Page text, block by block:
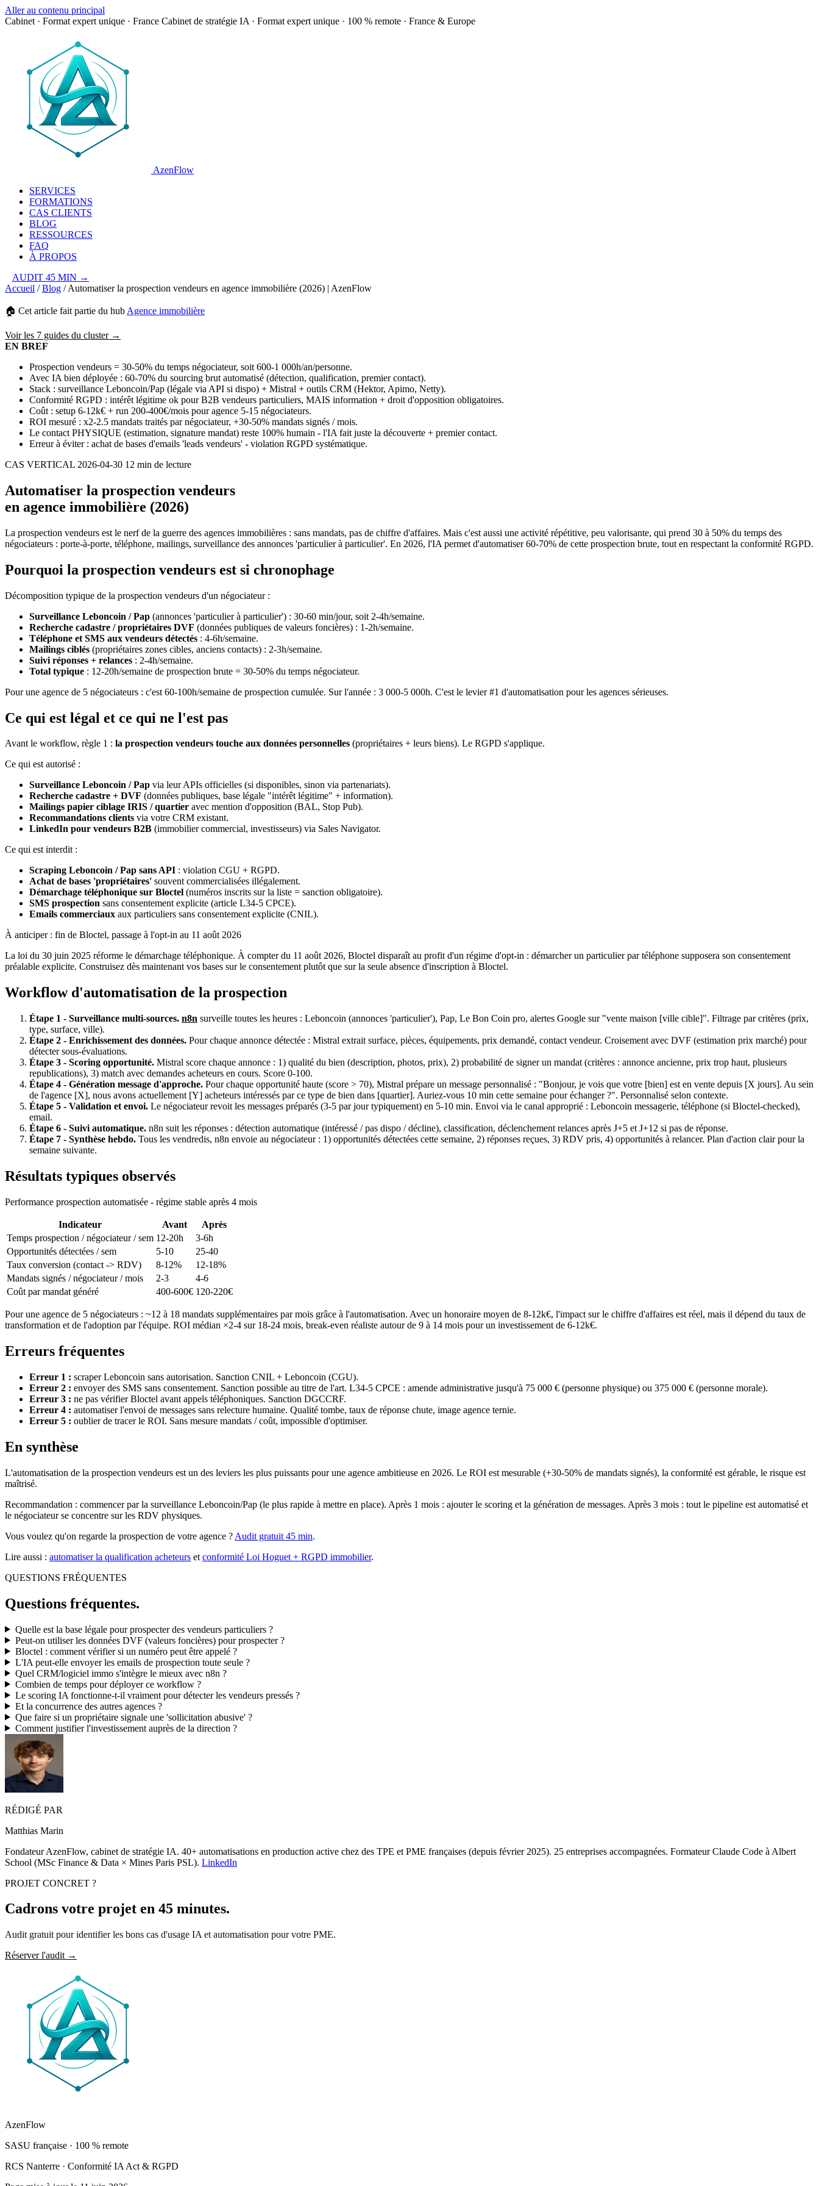
Aller au contenu principal
Cabinet · Format expert unique · France Cabinet de stratégie IA · Format expert unique · 100 % remote · France & Europe
AzenFlow
SERVICES
FORMATIONS
CAS CLIENTS
BLOG
RESSOURCES
FAQ
À PROPOS
AUDIT 45 MIN →
Accueil / Blog / Automatiser la prospection vendeurs en agence immobilière (2026) | AzenFlow
🏠 Cet article fait partie du hub Agence immobilière
Voir les 7 guides du cluster →
EN BREF
Prospection vendeurs = 30-50% du temps négociateur, soit 600-1 000h/an/personne.
Avec IA bien déployée : 60-70% du sourcing brut automatisé (détection, qualification, premier contact).
Stack : surveillance Leboncoin/Pap (légale via API si dispo) + Mistral + outils CRM (Hektor, Apimo, Netty).
Conformité RGPD : intérêt légitime ok pour B2B vendeurs particuliers, MAIS information + droit d'opposition obligatoires.
Coût : setup 6-12k€ + run 200-400€/mois pour agence 5-15 négociateurs.
ROI mesuré : x2-2.5 mandats traités par négociateur, +30-50% mandats signés / mois.
Le contact PHYSIQUE (estimation, signature mandat) reste 100% humain - l'IA fait juste la découverte + premier contact.
Erreur à éviter : achat de bases d'emails 'leads vendeurs' - violation RGPD systématique.
CAS VERTICAL 2026-04-30 12 min de lecture
Automatiser la prospection vendeurs
en agence immobilière (2026)
La prospection vendeurs est le nerf de la guerre des agences immobilières : sans mandats, pas de chiffre d'affaires. Mais c'est aussi une activité répétitive, peu valorisante, qui prend 30 à 50% du temps des
négociateurs : porte-à-porte, téléphone, mailings, surveillance des annonces 'particulier à particulier'. En 2026, l'IA permet d'automatiser 60-70% de cette prospection brute, tout en respectant la conformité RGPD.
Pourquoi la prospection vendeurs est si chronophage
Décomposition typique de la prospection vendeurs d'un négociateur :
Surveillance Leboncoin / Pap (annonces 'particulier à particulier') : 30-60 min/jour, soit 2-4h/semaine.
Recherche cadastre / propriétaires DVF (données publiques de valeurs foncières) : 1-2h/semaine.
Téléphone et SMS aux vendeurs détectés : 4-6h/semaine.
Mailings ciblés (propriétaires zones cibles, anciens contacts) : 2-3h/semaine.
Suivi réponses + relances : 2-4h/semaine.
Total typique : 12-20h/semaine de prospection brute = 30-50% du temps négociateur.
Pour une agence de 5 négociateurs : c'est 60-100h/semaine de prospection cumulée. Sur l'année : 3 000-5 000h. C'est le levier #1 d'automatisation pour les agences sérieuses.
Ce qui est légal et ce qui ne l'est pas
Avant le workflow, règle 1 : la prospection vendeurs touche aux données personnelles (propriétaires + leurs biens). Le RGPD s'applique.
Ce qui est autorisé :
Surveillance Leboncoin / Pap via leur APIs officielles (si disponibles, sinon via partenariats).
Recherche cadastre + DVF (données publiques, base légale "intérêt légitime" + information).
Mailings papier ciblage IRIS / quartier avec mention d'opposition (BAL, Stop Pub).
Recommandations clients via votre CRM existant.
LinkedIn pour vendeurs B2B (immobilier commercial, investisseurs) via Sales Navigator.
Ce qui est interdit :
Scraping Leboncoin / Pap sans API : violation CGU + RGPD.
Achat de bases 'propriétaires' souvent commercialisées illégalement.
Démarchage téléphonique sur Bloctel (numéros inscrits sur la liste = sanction obligatoire).
SMS prospection sans consentement explicite (article L34-5 CPCE).
Emails commerciaux aux particuliers sans consentement explicite (CNIL).
À anticiper : fin de Bloctel, passage à l'opt-in au 11 août 2026
La loi du 30 juin 2025 réforme le démarchage téléphonique. À compter du 11 août 2026, Bloctel disparaît au profit d'un régime d'opt-in : démarcher un particulier par téléphone supposera son consentement
préalable explicite. Construisez dès maintenant vos bases sur le consentement plutôt que sur la seule absence d'inscription à Bloctel.
Workflow d'automatisation de la prospection
Étape 1 - Surveillance multi-sources. n8n surveille toutes les heures : Leboncoin (annonces 'particulier'), Pap, Le Bon Coin pro, alertes Google sur "vente maison [ville cible]". Filtrage par critères (prix,
type, surface, ville).
Étape 2 - Enrichissement des données. Pour chaque annonce détectée : Mistral extrait surface, pièces, équipements, prix demandé, contact vendeur. Croisement avec DVF (estimation prix marché) pour
détecter sous-évaluations.
Étape 3 - Scoring opportunité. Mistral score chaque annonce : 1) qualité du bien (description, photos, prix), 2) probabilité de signer un mandat (critères : annonce ancienne, prix trop haut, plusieurs
republications), 3) match avec demandes acheteurs en cours. Score 0-100.
Étape 4 - Génération message d'approche. Pour chaque opportunité haute (score > 70), Mistral prépare un message personnalisé : "Bonjour, je vois que votre [bien] est en vente depuis [X jours]. Au sein
de l'agence [X], nous avons actuellement [Y] acheteurs intéressés par ce type de bien dans [quartier]. Auriez-vous 10 min cette semaine pour échanger ?". Personnalisé selon contexte.
Étape 5 - Validation et envoi. Le négociateur revoit les messages préparés (3-5 par jour typiquement) en 5-10 min. Envoi via le canal approprié : Leboncoin messagerie, téléphone (si Bloctel-checked),
email.
Étape 6 - Suivi automatique. n8n suit les réponses : détection automatique (intéressé / pas dispo / décline), classification, déclenchement relances après J+5 et J+12 si pas de réponse.
Étape 7 - Synthèse hebdo. Tous les vendredis, n8n envoie au négociateur : 1) opportunités détectées cette semaine, 2) réponses reçues, 3) RDV pris, 4) opportunités à relancer. Plan d'action clair pour la
semaine suivante.
Résultats typiques observés
Performance prospection automatisée - régime stable après 4 mois
Indicateur Avant
Après
Temps prospection / négociateur / sem 12-20h
3-6h
Opportunités détectées / sem
5-10
25-40
Taux conversion (contact -> RDV)
8-12%
12-18%
Mandats signés / négociateur / mois
2-3
4-6
Coût par mandat généré
400-600€ 120-220€
Pour une agence de 5 négociateurs : ~12 à 18 mandats supplémentaires par mois grâce à l'automatisation. Avec un honoraire moyen de 8-12k€, l'impact sur le chiffre d'affaires est réel, mais il dépend du taux de
transformation et de l'adoption par l'équipe. ROI médian ×2-4 sur 18-24 mois, break-even réaliste autour de 9 à 14 mois pour un investissement de 6-12k€.
Erreurs fréquentes
Erreur 1 : scraper Leboncoin sans autorisation. Sanction CNIL + Leboncoin (CGU).
Erreur 2 : envoyer des SMS sans consentement. Sanction possible au titre de l'art. L34-5 CPCE : amende administrative jusqu'à 75 000 € (personne physique) ou 375 000 € (personne morale).
Erreur 3 : ne pas vérifier Bloctel avant appels téléphoniques. Sanction DGCCRF.
Erreur 4 : automatiser l'envoi de messages sans relecture humaine. Qualité tombe, taux de réponse chute, image agence ternie.
Erreur 5 : oublier de tracer le ROI. Sans mesure mandats / coût, impossible d'optimiser.
En synthèse
L'automatisation de la prospection vendeurs est un des leviers les plus puissants pour une agence ambitieuse en 2026. Le ROI est mesurable (+30-50% de mandats signés), la conformité est gérable, le risque est
maîtrisé.
Recommandation : commencer par la surveillance Leboncoin/Pap (le plus rapide à mettre en place). Après 1 mois : ajouter le scoring et la génération de messages. Après 3 mois : tout le pipeline est automatisé et
le négociateur se concentre sur les RDV physiques.
Vous voulez qu'on regarde la prospection de votre agence ? Audit gratuit 45 min.
Lire aussi : automatiser la qualification acheteurs et conformité Loi Hoguet + RGPD immobilier.
QUESTIONS FRÉQUENTES
Questions fréquentes.
Quelle est la base légale pour prospecter des vendeurs particuliers ?
Peut-on utiliser les données DVF (valeurs foncières) pour prospecter ?
Bloctel : comment vérifier si un numéro peut être appelé ?
L'IA peut-elle envoyer les emails de prospection toute seule ?
Quel CRM/logiciel immo s'intègre le mieux avec n8n ?
Combien de temps pour déployer ce workflow ?
Le scoring IA fonctionne-t-il vraiment pour détecter les vendeurs pressés ?
Et la concurrence des autres agences ?
Que faire si un propriétaire signale une 'sollicitation abusive' ?
Comment justifier l'investissement auprès de la direction ?
RÉDIGÉ PAR
Matthias Marin
FondateurAzenFlow, cabinet de stratégie IA. 40+ automatisations en production active chez des TPE et PME françaises (depuis février 2025). 25 entreprises accompagnées. FormateurClaude Code à Albert
School (MSc Finance & Data × Mines Paris PSL). LinkedIn
PROJET CONCRET ?
Cadrons votre projet en 45 minutes.
Audit gratuit pour identifier les bons cas d'usage IA et automatisation pour votre PME.
Réserver l'audit →
AzenFlow
SASU française · 100 % remote
RCS Nanterre · Conformité IA Act & RGPD